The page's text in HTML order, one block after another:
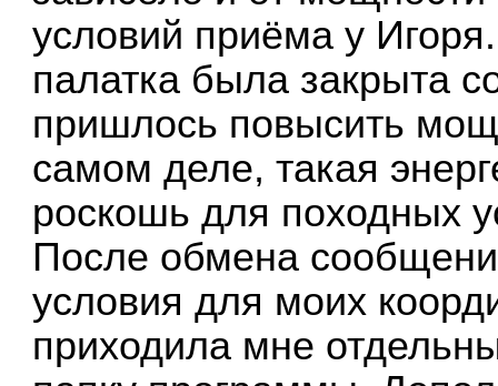
условий приёма у
палатка была закрыта
пришлось повысить
самом деле, такая
роскошь для походных
После обмена
условия для моих
приходила мне